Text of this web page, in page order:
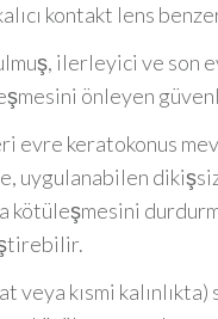
kontakt lens
ilerleyici ve son
önleyen
evre keratokonus
uygulanabilen
kötüleşmesini
veya kısmi